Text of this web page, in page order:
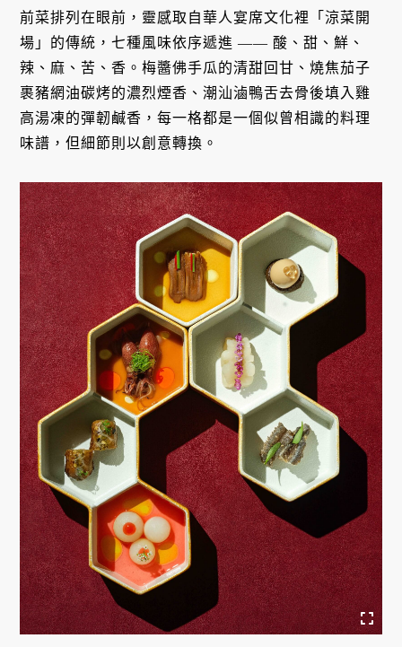
前菜排列在眼前，靈感取自華人宴席文化裡「涼菜開
場」的傳統，七種風味依序遞進 —— 酸、甜、鮮、
辣、麻、苦、香。梅醬佛手瓜的清甜回甘、燒焦茄子
裹豬網油碳烤的濃烈煙香、潮汕滷鴨舌去骨後填入雞
高湯凍的彈韌鹹香，每一格都是一個似曾相識的料理
味譜，但細節則以創意轉換。